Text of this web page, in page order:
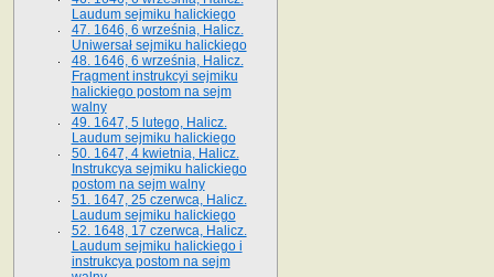
Laudum sejmiku halickiego
47. 1646, 6 września, Halicz.
Uniwersał sejmiku halickiego
48. 1646, 6 września, Halicz.
Fragment instrukcyi sejmiku
halickiego postom na sejm
walny
49. 1647, 5 lutego, Halicz.
Laudum sejmiku halickiego
50. 1647, 4 kwietnia, Halicz.
Instrukcya sejmiku halickiego
postom na sejm walny
51. 1647, 25 czerwca, Halicz.
Laudum sejmiku halickiego
52. 1648, 17 czerwca, Halicz.
Laudum sejmiku halickiego i
instrukcya postom na sejm